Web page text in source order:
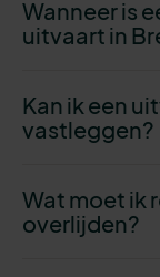
Wanneer is
uitvaart in
Kan ik een
vastleggen?
Wat moet ik
overlijden?